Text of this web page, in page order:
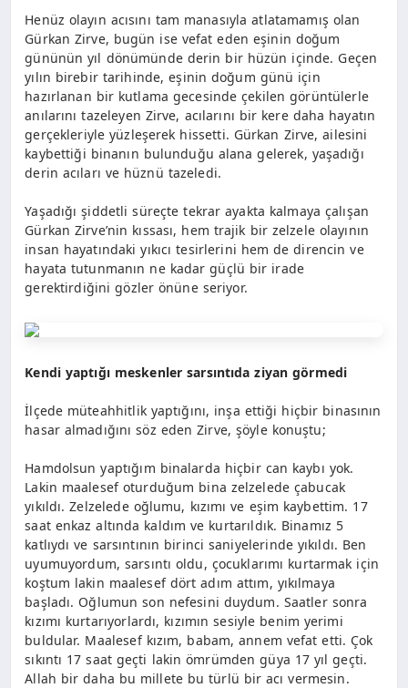
Henüz olayın acısını tam manasıyla atlatamamış olan
Gürkan Zirve, bugün ise vefat eden eşinin doğum
gününün yıl dönümünde derin bir hüzün içinde. Geçen
yılın birebir tarihinde, eşinin doğum günü için
hazırlanan bir kutlama gecesinde çekilen görüntülerle
anılarını tazeleyen Zirve, acılarını bir kere daha hayatın
gerçekleriyle yüzleşerek hissetti. Gürkan Zirve, ailesini
kaybettiği binanın bulunduğu alana gelerek, yaşadığı
derin acıları ve hüznü tazeledi.
Yaşadığı şiddetli süreçte tekrar ayakta kalmaya çalışan
Gürkan Zirve’nin kıssası, hem trajik bir zelzele olayının
insan hayatındaki yıkıcı tesirlerini hem de direncin ve
hayata tutunmanın ne kadar güçlü bir irade
gerektirdiğini gözler önüne seriyor.
Kendi yaptığı meskenler sarsıntıda ziyan görmedi
İlçede müteahhitlik yaptığını, inşa ettiği hiçbir binasının
hasar almadığını söz eden Zirve, şöyle konuştu;
Hamdolsun yaptığım binalarda hiçbir can kaybı yok.
Lakin maalesef oturduğum bina zelzelede çabucak
yıkıldı. Zelzelede oğlumu, kızımı ve eşim kaybettim. 17
saat enkaz altında kaldım ve kurtarıldık. Binamız 5
katlıydı ve sarsıntının birinci saniyelerinde yıkıldı. Ben
uyumuyordum, sarsıntı oldu, çocuklarımı kurtarmak için
koştum lakin maalesef dört adım attım, yıkılmaya
başladı. Oğlumun son nefesini duydum. Saatler sonra
kızımı kurtarıyorlardı, kızımın sesiyle benim yerimi
buldular. Maalesef kızım, babam, annem vefat etti. Çok
sıkıntı 17 saat geçti lakin ömrümden güya 17 yıl geçti.
Allah bir daha bu millete bu türlü bir acı vermesin.